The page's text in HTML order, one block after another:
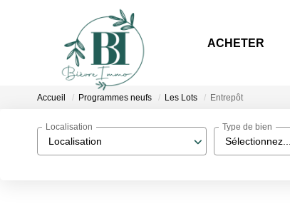
ACHETER
Accueil Programmes neufs Les Lots Entrepôt
Localisation
Localisation
Sélectionnez...
Type de bien